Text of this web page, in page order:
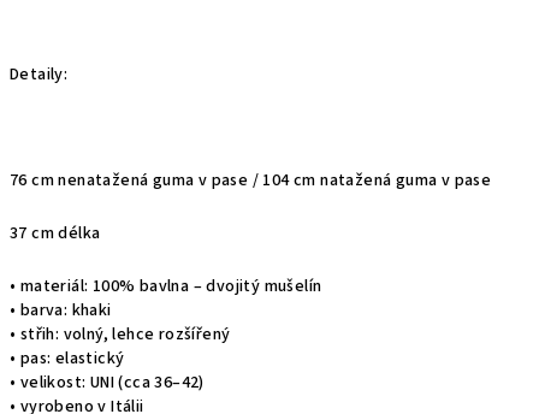
Detaily:
76 cm nenatažená guma v pase / 104 cm natažená guma v pase
37 cm délka
• materiál: 100% bavlna – dvojitý mušelín
• barva: khaki
• střih: volný, lehce rozšířený
• pas: elastický
• velikost: UNI (cca 36–42)
• vyrobeno v Itálii